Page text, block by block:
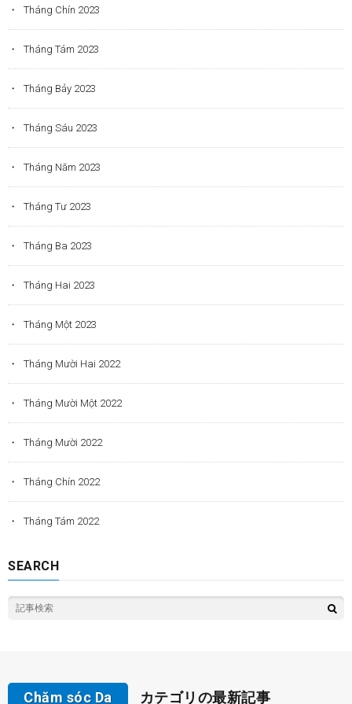
Tháng Chín 2023
Tháng Tám 2023
Tháng Bảy 2023
Tháng Sáu 2023
Tháng Năm 2023
Tháng Tư 2023
Tháng Ba 2023
Tháng Hai 2023
Tháng Một 2023
Tháng Mười Hai 2022
Tháng Mười Một 2022
Tháng Mười 2022
Tháng Chín 2022
Tháng Tám 2022
SEARCH
Chăm sóc Da カテゴリの最新記事